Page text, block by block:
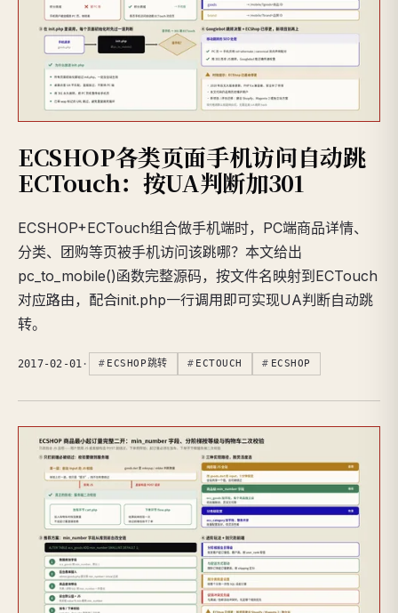
ECSHOP各类页面手机访问自动跳
ECTouch：按UA判断加301
ECSHOP+ECTouch组合做手机端时，PC端商品详情、
分类、团购等页被手机访问该跳哪？本文给出
pc_to_mobile()函数完整源码，按文件名映射到ECTouch
对应路由，配合init.php一行调用即可实现UA判断自动跳
转。
2017-02-01 · ECSHOP跳转 ECTOUCH ECSHOP